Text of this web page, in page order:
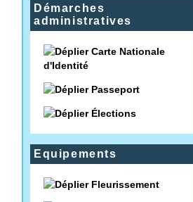
Démarches
administratives
Carte Nationale
d'Identité
Passeport
Élections
Equipements
Fleurissement